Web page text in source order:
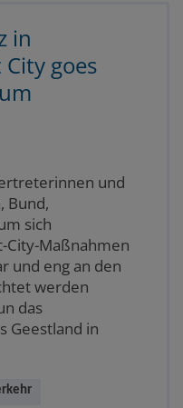
in
goes
und
Bund,
sich
City-Maßnahmen
und eng an den
werden
das
Geestland in